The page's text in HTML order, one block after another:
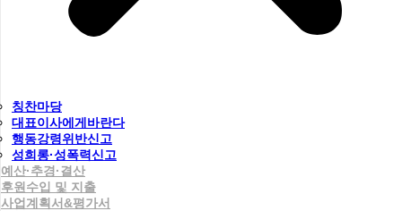
칭찬마당
대표이사에게바란다
행동강령위반신고
성희롱·성폭력신고
예산·추경·결산
후원수입 및 지출
사업계획서&평가서